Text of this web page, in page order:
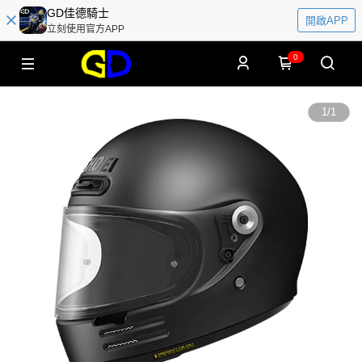
GD佳德騎士
立刻使用官方APP
開啟APP
0
1/1